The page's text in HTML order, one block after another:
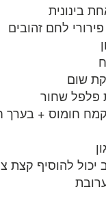
בינונית
לחם זהובים
שום
פלפל שחור
חומוס + בערך
יכול להוסיף קצת